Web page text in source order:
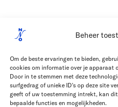
Beheer
Om de beste ervaringen te bieden,
cookies om informatie over je apparaat
Door in te stemmen met deze
surfgedrag of unieke ID's op deze site
geeft of uw toestemming intrekt, kan
bepaalde functies en mogelijkheden.